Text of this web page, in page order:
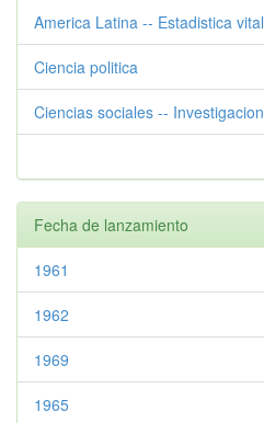
America Latina -- Estadistica vital
Ciencia politica
Ciencias sociales -- Investigacion
Fecha de lanzamiento
1961
1962
1969
1965